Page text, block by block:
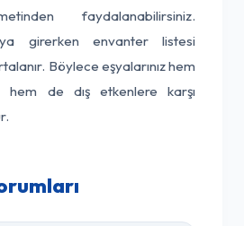
faydalanabilirsiniz.
girerken envanter listesi
Böylece eşyalarınız hem
hem de dış etkenlere karşı